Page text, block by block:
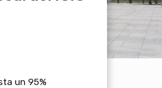
un 95%